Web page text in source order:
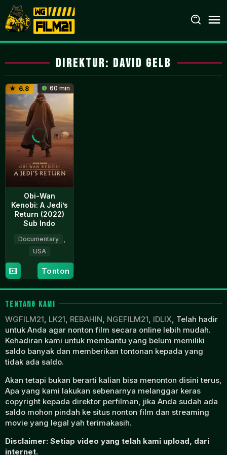
Loncat
ke
konten
Direktur: David Gelb
6.8 60 min
Obi-Wan
Kenobi: A Jedi’s
Return (2022)
Sub Indo
Documentary
USA
8
Sep
2022
David
Gelb
Tonton
TENTANG KAMI
WGFILM21, LK21, REBAHIN, NGEFILM21, IDLIX, Telah hadir
untuk Anda agar nonton film secara online lebih mudah.
Kehadiran kami untuk membantu yang belum memiliki
saldo banyak dan memberikan tontonan kepada yang
tidak ada saldo.
Akan tetapi bukan berarti kalian bisa menonton disini terus,
Apa yang kami lakukan sebenarnya melanggar keras
copyright kepada direktor perfilman, jika Anda sudah ada
saldo mohon pindah ke situs nonton film dan streaming
movie yang legal yah terimakasih.
Disclaimer: Setiap video yang telah kami upload, dari
internet.